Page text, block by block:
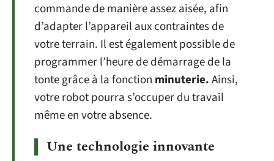
commande de manière assez aisée, afin
d’adapter l’appareil aux contraintes de
votre terrain. Il est également possible de
programmer l’heure de démarrage de la
tonte grâce à la fonction minuterie.Ainsi,
votre robot pourra s’occuper du travail
même en votre absence.
Une technologie innovante